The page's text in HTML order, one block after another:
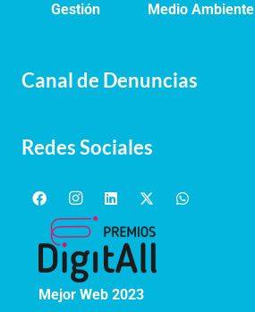
Gestión Medio Ambiente
Canal de Denuncias
Redes Sociales
Mejor Web 2023